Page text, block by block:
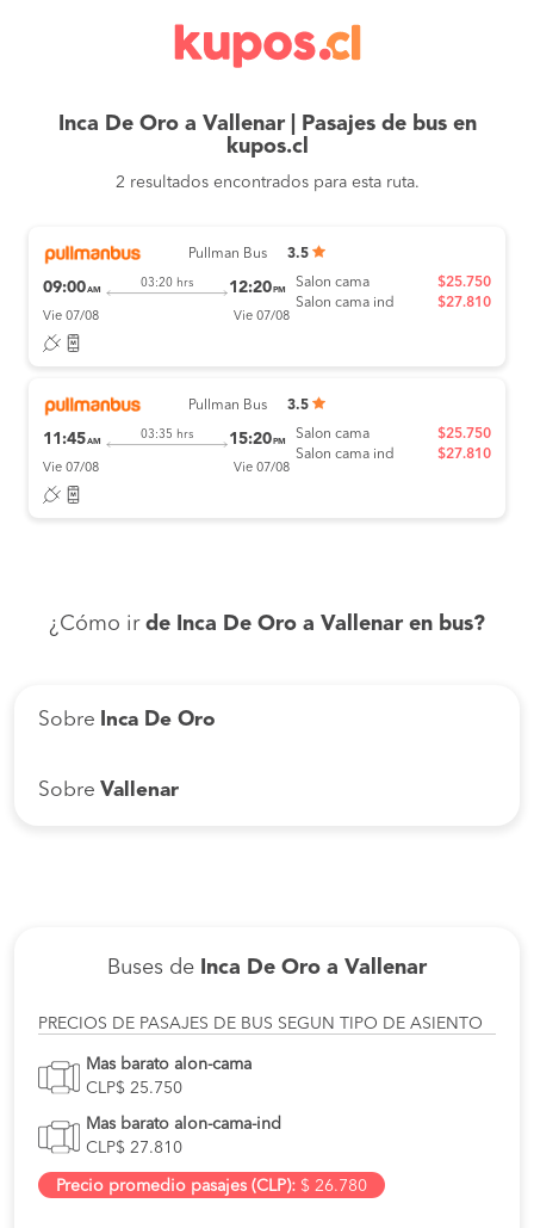
Inca De Oro a Vallenar | Pasajes de bus en
kupos.cl
2 resultados encontrados para esta ruta.
Pullman Bus 3.5
09:00AM
03:20 hrs 12:20 PM
Vie 07/08 Vie 07/08
Salon cama
Salon cama ind
$25.750
$27.810
Pullman Bus 3.5
11:45AM
03:35 hrs 15:20 PM
Vie 07/08 Vie 07/08
Salon cama
Salon cama ind
$25.750
$27.810
¿Cómo ir de Inca De Oro a Vallenar en bus?
Sobre Inca De Oro
Sobre Vallenar
Buses de Inca De Oro a Vallenar
PRECIOS DE PASAJES DE BUS SEGUN TIPO DE ASIENTO
Mas barato alon-cama
CLP$ 25.750
Mas barato alon-cama-ind
CLP$ 27.810
Precio promedio pasajes (CLP): $ 26.780